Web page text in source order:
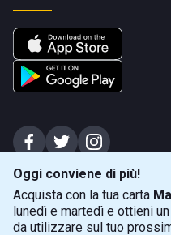
Oggi conviene di più!
Acquista con la tua carta
lunedì e martedì e ottieni un
da utilizzare sul tuo
Spiagge Srl - Sede legale: Via
capitale sociale Euro 31245,57 -
Sede operativa: Via Flaminia 180,
info@spiagge.it - p.i./c.f.